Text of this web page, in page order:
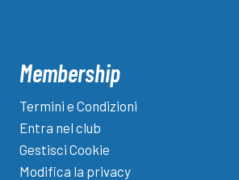
Membership
Termini e Condizioni
Entra nel club
Gestisci Cookie
Modifica la privacy